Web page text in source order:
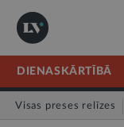
DIENASKĀRTĪBĀ
Visas preses relīzes